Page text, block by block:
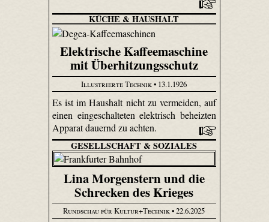
KÜCHE & HAUSHALT
Elektrische Kaffeemaschine
mit Überhitzungsschutz
Illustrierte Technik• 13.1.1926
Es ist im Haushalt nicht zu vermeiden, auf
einen eingeschalteten elektrisch beheizten
Apparat dauernd zu achten.
GESELLSCHAFT & SOZIALES
Lina Morgenstern und die
Schrecken des Krieges
Rundschau für Kultur+Technik• 22.6.2025